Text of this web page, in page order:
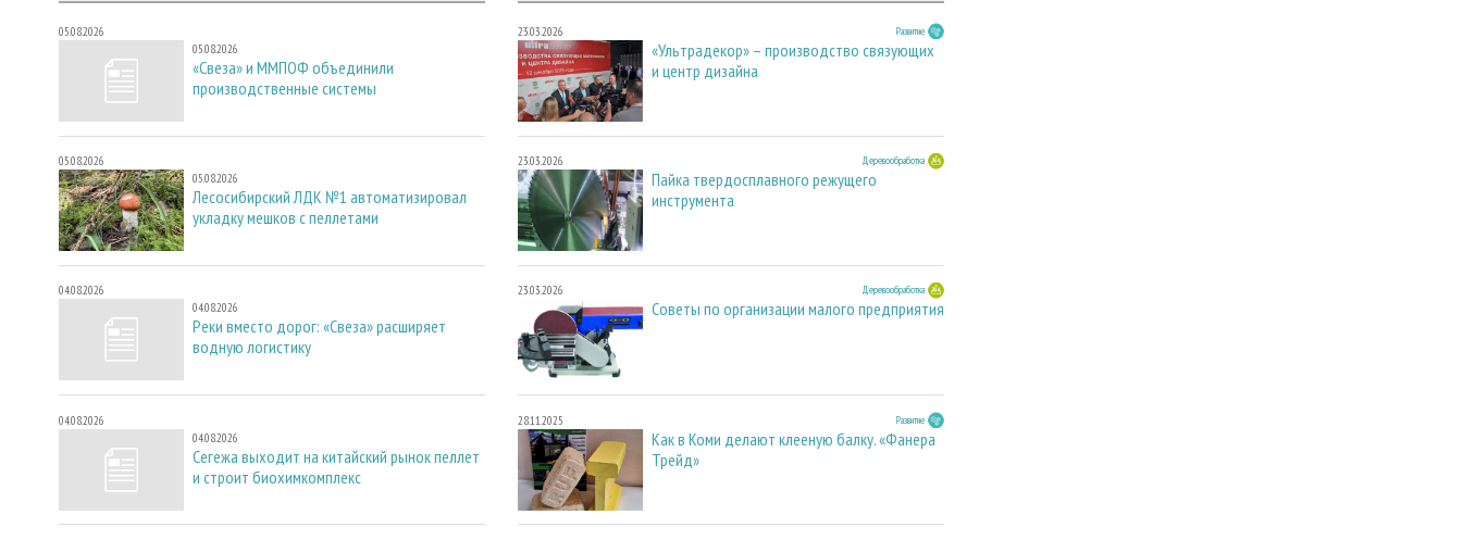
05.08.2026
05.08.2026
«Свеза» и ММПОФ объединили
производственные системы
05.08.2026
05.08.2026
Лесосибирский ЛДК №1 автоматизировал
укладку мешков с пеллетами
04.08.2026
04.08.2026
Реки вместо дорог: «Свеза» расширяет
водную логистику
04.08.2026
04.08.2026
Сегежа выходит на китайский рынок пеллет
и строит биохимкомплекс
23.03.2026 Развитие
«Ультрадекор» – производство связующих
и центр дизайна
23.03.2026 Деревообработка
Пайка твердосплавного режущего
инструмента
23.03.2026 Деревообработка
Советы по организации малого предприятия
28.11.2025 Развитие
Как в Коми делают клееную балку. «Фанера
Трейд»